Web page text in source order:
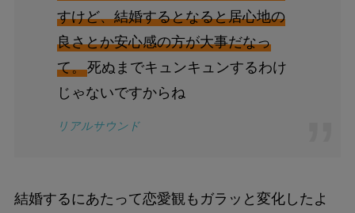
すけど、結婚するとなると居心地の
良さとか安心感の方が大事だなっ
て。死ぬまでキュンキュンするわけ
じゃないですからね
リアルサウンド
結婚するにあたって恋愛観もガラッと変化したよ